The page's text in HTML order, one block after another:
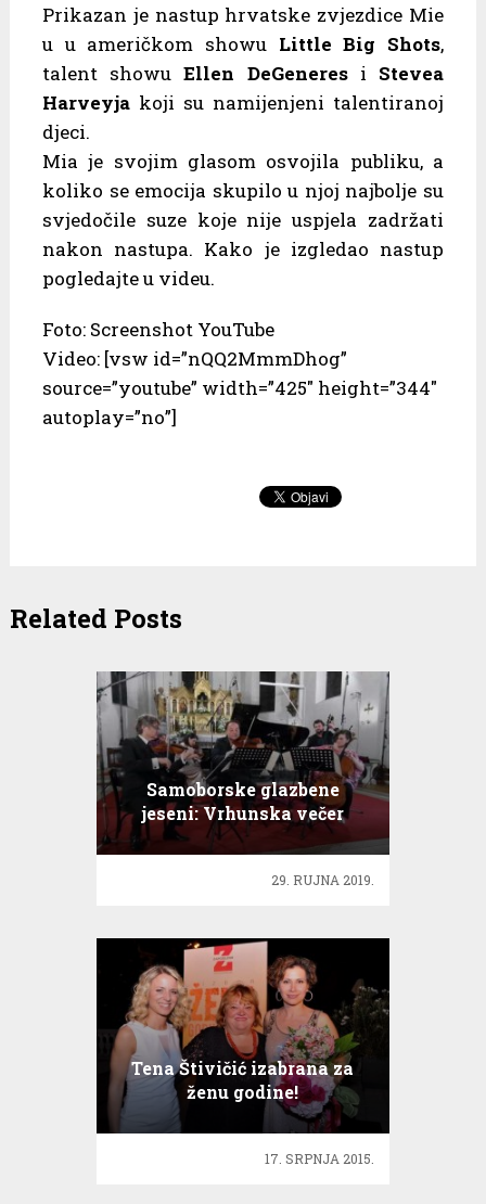
Prikazan je nastup hrvatske zvjezdice Mie
u u američkom showu Little Big Shots,
talent showuEllen DeGeneresi Stevea
Harveyjakoji su namijenjeni talentiranoj
djeci.
Mia je svojim glasom osvojila publiku, a
koliko se emocija skupilo u njoj najbolje su
svjedočile suze koje nije uspjela zadržati
nakon nastupa. Kako je izgledao nastup
pogledajte u videu.
Foto: Screenshot YouTube
Video: [vsw id=”nQQ2MmmDhog”
source=”youtube” width=”425″ height=”344″
autoplay=”no”]
Related Posts
Samoborske glazbene
jeseni: Vrhunska večer
vrhunskih glazbenika
29. RUJNA 2019.
Tena Štivičić izabrana za
ženu godine!
17. SRPNJA 2015.